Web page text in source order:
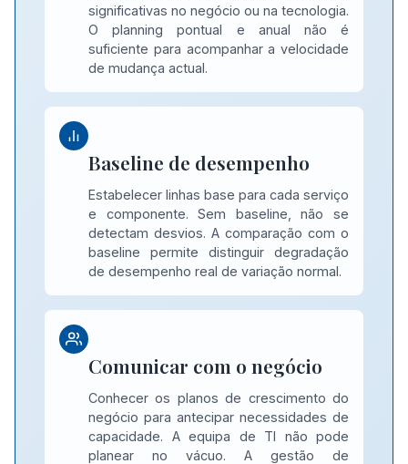
significativas no negócio ou na tecnologia.
O planning pontual e anual não é
suficiente para acompanhar a velocidade
de mudança actual.
Baseline de desempenho
Estabelecer linhas base para cada serviço
e componente. Sem baseline, não se
detectam desvios. A comparação com o
baseline permite distinguir degradação
de desempenho real de variação normal.
Comunicar com o negócio
Conhecer os planos de crescimento do
negócio para antecipar necessidades de
capacidade. A equipa de TI não pode
planear no vácuo. A gestão de